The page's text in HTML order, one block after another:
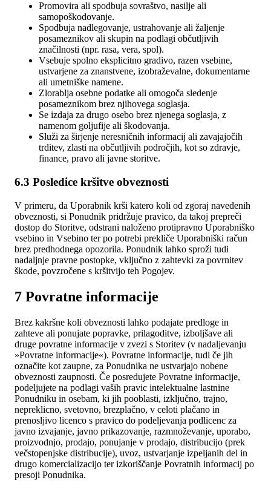
Promovira ali spodbuja sovraštvo, nasilje ali
samopoškodovanje.
Spodbuja nadlegovanje, ustrahovanje ali žaljenje
posameznikov ali skupin na podlagi občutljivih
značilnosti (npr. rasa, vera, spol).
Vsebuje spolno eksplicitno gradivo, razen vsebine,
ustvarjene za znanstvene, izobraževalne, dokumentarne
ali umetniške namene.
Zlorablja osebne podatke ali omogoča sledenje
posameznikom brez njihovega soglasja.
Se izdaja za drugo osebo brez njenega soglasja, z
namenom goljufije ali škodovanja.
Služi za širjenje neresničnih informacij ali zavajajočih
trditev, zlasti na občutljivih področjih, kot so zdravje,
finance, pravo ali javne storitve.
6.3 Posledice kršitve obveznosti
V primeru, da Uporabnik krši katero koli od zgoraj navedenih
obveznosti, si Ponudnik pridržuje pravico, da takoj prepreči
dostop do Storitve, odstrani naloženo protipravno Uporabniško
vsebino in Vsebino ter po potrebi prekliče Uporabniški račun
brez predhodnega opozorila. Ponudnik lahko sproži tudi
nadaljnje pravne postopke, vključno z zahtevki za povrnitev
škode, povzročene s kršitvijo teh Pogojev.
7 Povratne informacije
Brez kakršne koli obveznosti lahko podajate predloge in
zahteve ali ponujate popravke, prilagoditve, izboljšave ali
druge povratne informacije v zvezi s Storitev (v nadaljevanju
»Povratne informacije«). Povratne informacije, tudi če jih
označite kot zaupne, za Ponudnika ne ustvarjajo nobene
obveznosti zaupnosti. Če posredujete Povratne informacije,
podeljujete na podlagi vaših pravic intelektualne lastnine
Ponudniku in osebam, ki jih pooblasti, izključno, trajno,
nepreklicno, svetovno, brezplačno, v celoti plačano in
prenosljivo licenco s pravico do podeljevanja podlicenc za
javno izvajanje, javno prikazovanje, razmnoževanje, uporabo,
proizvodnjo, prodajo, ponujanje v prodajo, distribucijo (prek
večstopenjske distribucije), uvoz, ustvarjanje izpeljanih del in
drugo komercializacijo ter izkoriščanje Povratnih informacij po
presoji Ponudnika.